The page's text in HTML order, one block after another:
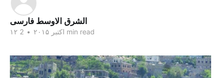
الشرق الاوسط فارسی
۱۲ اکتبر ۲۰۱۵ • 2 min read